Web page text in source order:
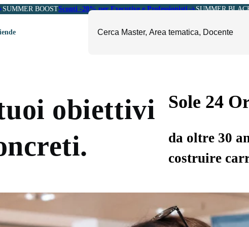
SUMMER BOOSTSconti -20% per Executive e Professionisti SUMMER
e Soft Skills
Sales e Export
e Pharma
Fashion e Luxury
Arte, Cultura e Sport
obiettivi
Sole 24
da oltre 30
costruire